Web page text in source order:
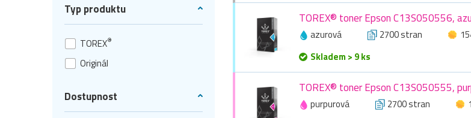
Typ produktu
TOREX®
Originál
Dostupnost
TOREX® toner Epson C13S050556,
azurová 2700 stran
Skladem > 9 ks
TOREX® toner Epson C13S050555,
purpurová 2700 stran